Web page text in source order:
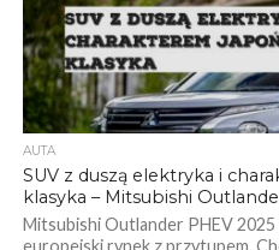
AUTA
SUV z duszą elektryka i
klasyka – Mitsubishi
Mitsubishi Outlander PHEV
europejski rynek z przytupem.